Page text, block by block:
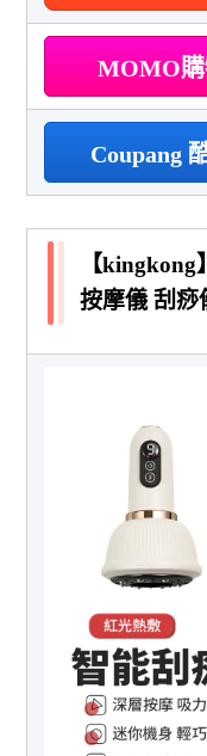
MOMO
Coupang
【
按摩儀 刮痧